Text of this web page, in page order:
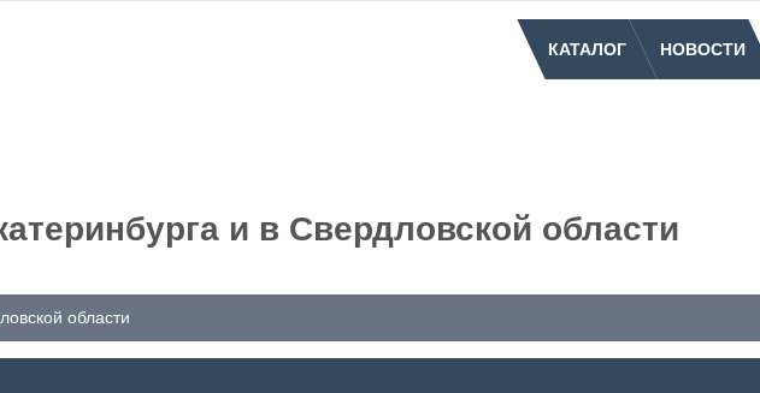
КАТАЛОГ НОВОСТИ
и в Свердловской области
области